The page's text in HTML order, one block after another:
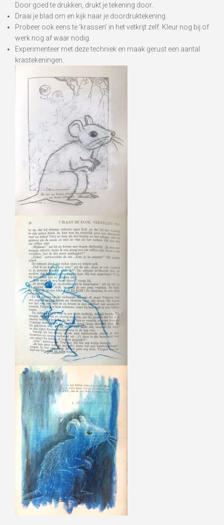
Door goed te drukken, drukt je tekening door..
Draai je blad om en kijk naar je doordruktekening.
Probeer ook eens te ‘krassen’ in het vetkrijt zelf. Kleur nog bij of
werk nog af waar nodig.
Experimenteer met deze techniek en maak gerust een aantal
krastekeningen.